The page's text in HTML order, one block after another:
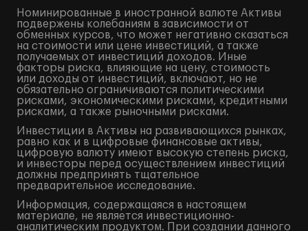
Номинированные в иностранной валюте Активы
подвержены колебаниям в зависимости от
обменных курсов, что может негативно сказаться
на стоимости или цене инвестиций, а также
получаемых от инвестиций доходов. Иные
факторы риска, влияющие на цену, стоимость
или доходы от инвестиций, включают, но не
обязательно ограничиваются политическими
рисками, экономическими рисками, кредитными
рисками, а также рыночными рисками.
Инвестиции в Активы на развивающихся рынках,
равно как и в цифровые финансовые активы,
цифровую валюту имеют высокую степень риска,
и инвесторы перед осуществлением инвестиций
должны предпринять тщательное
предварительное исследование.
Информация, содержащаяся в настоящем
материале, не является инвестиционно-
аналитическим продуктом. При создании данного